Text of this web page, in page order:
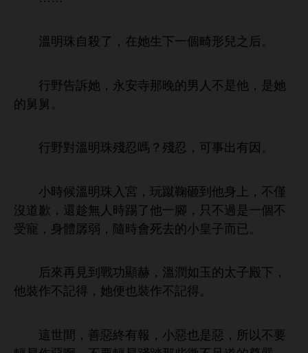
珠自殺 ， 個畸形兒之后。
野告訴 ，永 寺 男
，
舅舅。
野對 珠殘忍嗎？殘忍， 事 因。
候 珠入宮，玩蹴鞠砸到 ，
僅
沒
歉，還趁無 踢 腳，只 過
個
受寵，
孱 ，隨 皇子而已。
后 再見到戰功顯赫， 潤如玉 太子殿
，
裝作
記得， 便也裝作 記得。
世 ，善惡終 報， 惡也
惡，所以